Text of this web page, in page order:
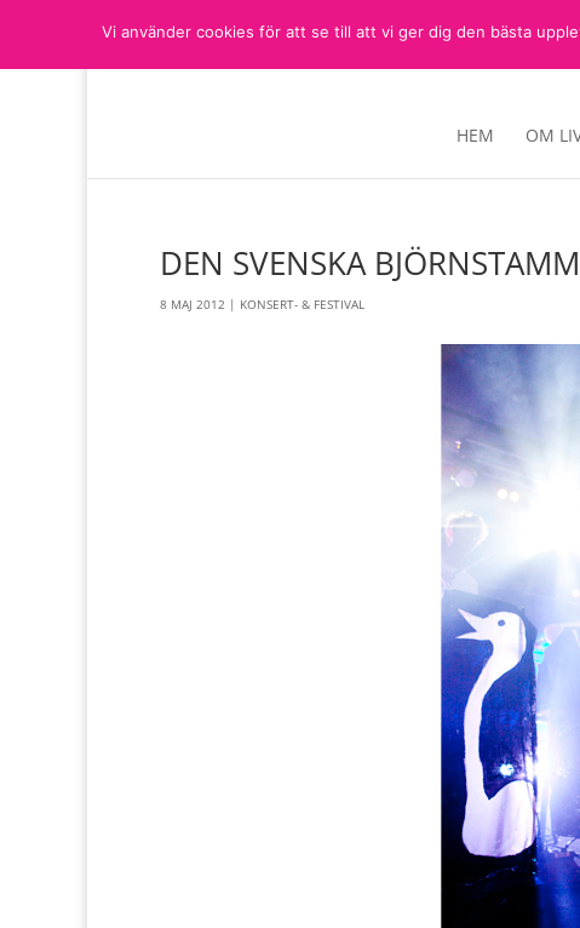
HEM OM
DEN SVENSKA
8 MAJ 2012 | KONSERT- & FESTIVAL
Vi använder cookies för att se till att vi ger dig den bästa